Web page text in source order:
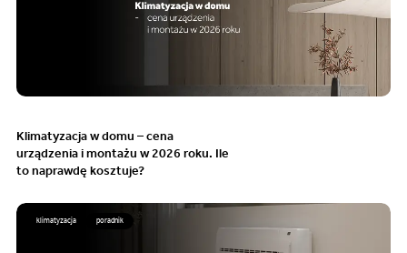
Klimatyzacja w domu – cena
urządzenia i montażu w 2026 roku. Ile
to naprawdę kosztuje?
klimatyzacja poradnik